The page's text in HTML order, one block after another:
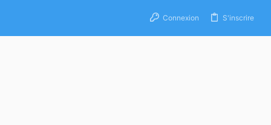
Connexion S'inscrire